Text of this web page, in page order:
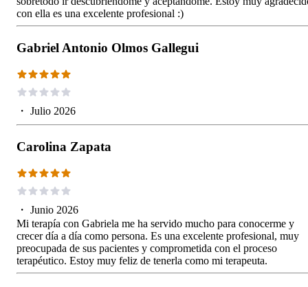
con ella es una excelente profesional :)
Gabriel Antonio Olmos Gallegui
・ Julio 2026
Carolina Zapata
・ Junio 2026
Mi terapía con Gabriela me ha servido mucho para conocerme y
crecer día a día como persona. Es una excelente profesional, muy
preocupada de sus pacientes y comprometida con el proceso
terapéutico. Estoy muy feliz de tenerla como mi terapeuta.